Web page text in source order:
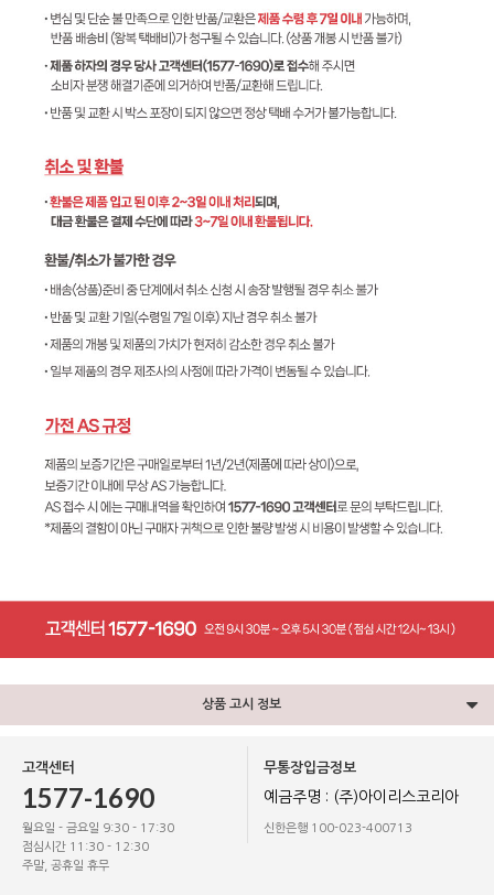
상품 고시 정보
고객센터
1577-1690
월요일 - 금요일 9:30 - 17:30
점심시간 11:30 - 12:30
주말, 공휴일 휴무
무통장입금정보
예금주명 : (주)아이리스코리아
신한은행 100-023-400713